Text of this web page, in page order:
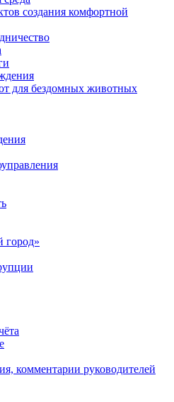
создания комфортной
для бездомных животных
комментарии руководителей